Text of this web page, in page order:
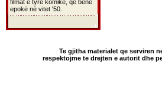
filmat e tyre komikë, që bënë
epokë në vitet '50.
Te gjitha materialet qe serviren
respektojme te drejten e autorit dhe